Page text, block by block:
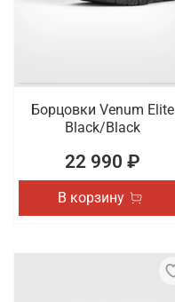
Борцовки Venum Elite
Black/Black
22 990 ₽
В корзину